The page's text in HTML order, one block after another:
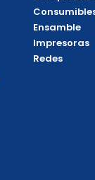
Ensamble
Impresoras
Redes